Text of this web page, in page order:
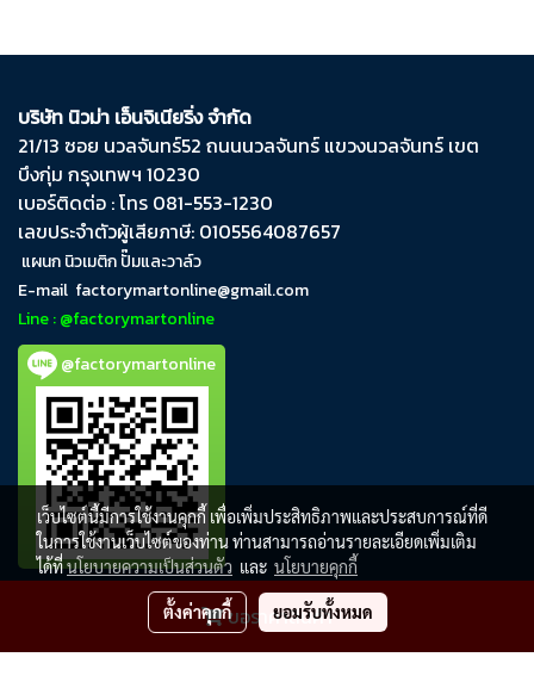
ขอราคาสินค้า
บริษัท นิวม่า เอ็นจิเนียริ่ง จำกัด
21/13 ซอย นวลจันทร์​52 ถนน​นวลจันทร์​ แขวง​นวลจันทร์​ เขต​
บึงกุ่ม​ กรุงเทพฯ​ 10230
เบอร์ติดต่อ : โทร 081-553-1230
เลขประจำตัวผู้เสียภาษี: 0105564087657
แผนก นิวเมติก ปั๊มและวาล์ว
E-mail factorymartonline@gmail.com
Line : @factorymartonline
@factorymartonline
FactoryMartOnline
เว็บไซต์นี้มีการใช้งานคุกกี้ เพื่อเพิ่มประสิทธิภาพและประสบการณ์ที่ดี
ในการใช้งานเว็บไซต์ของท่าน ท่านสามารถอ่านรายละเอียดเพิ่มเติม
ได้ที่นโยบายความเป็นส่วนตัว และ นโยบายคุกกี้
ตั้งค่าคุกกี้ ยอมรับทั้งหมด